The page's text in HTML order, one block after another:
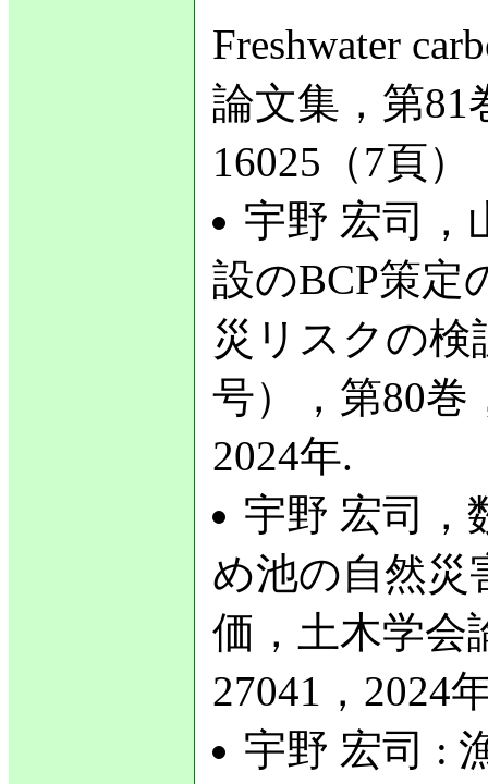
Freshwater
論文集，第81
16025（7頁）
宇野 宏司，
設のBCP策定
災リスクの検
号），第80巻
2024年.
宇野 宏司，
め池の自然災
価，土木学会
27041，2024
宇野 宏司 :